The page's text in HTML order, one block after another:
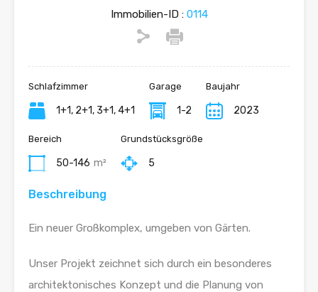
Immobilien-ID :0114
Schlafzimmer
1+1, 2+1, 3+1, 4+1
Garage
1-2
Baujahr
2023
Bereich
50-146 m²
Grundstücksgröße
5
Beschreibung
Ein neuer Großkomplex, umgeben von Gärten.
Unser Projekt zeichnet sich durch ein besonderes
architektonisches Konzept und die Planung von